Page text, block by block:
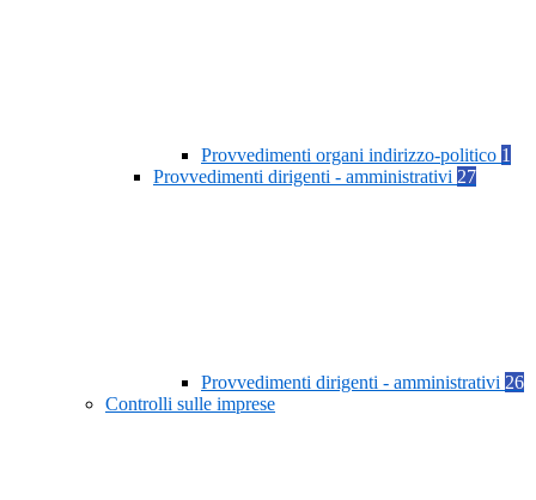
Provvedimenti organi indirizzo-politico 1
Provvedimenti dirigenti - amministrativi 27
Provvedimenti dirigenti - amministrativi 26
Controlli sulle imprese